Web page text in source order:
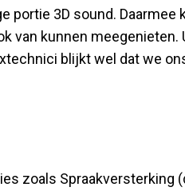
portie 3D sound. Daarmee
van kunnen
blijkt wel dat we
zoals Spraakversterking